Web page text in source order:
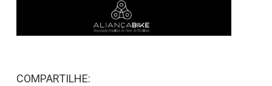
COMPARTILHE: